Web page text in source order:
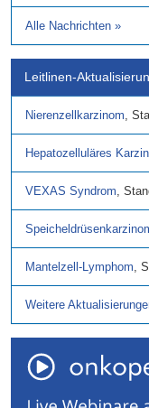
Alle Nachrichten »
Leitlinen-
Nierenzellkarzinom,
Hepatozelluläres
VEXAS Syndrom,
Mantelzell-Lymphom,
Weitere